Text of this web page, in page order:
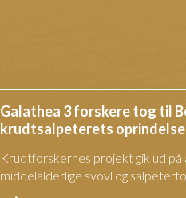
Galathea 3 forskere tog til
krudtsalpeterets
Krudtforskernes projekt gik ud
middelalderlige svovl og